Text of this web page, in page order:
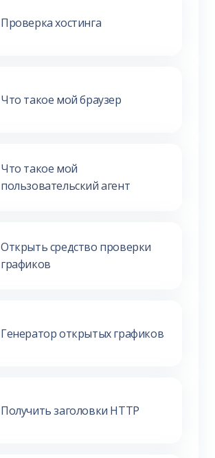
Проверка хостинга
Что такое мой браузер
Что такое мой
пользовательский агент
Открыть средство проверки
графиков
Генератор открытых графиков
Получить заголовки HTTP